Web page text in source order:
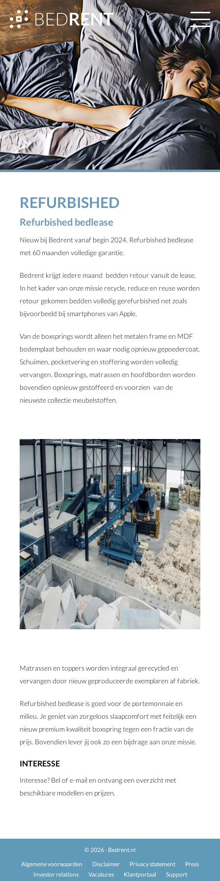
REFURBISHED
Refurbished bedlease
Nieuw bij Bedrent vanaf begin 2024. Refurbished bedlease
met 60 maanden volledige garantie.
Bedrent krijgt iedere maand bedden retour vanuit de lease.
In het kader van onze missie recycle, reduce en reuse worden
retour gekomen bedden volledig gerefurbished net zoals
bijvoorbeeld bij smartphones van Apple.
Van de boxsprings wordt alleen het metalen frame en MDF
bodemplaat behouden en waar nodig opnieuw gepoedercoat.
Schuimen, pocketvering en stoffering worden volledig
vervangen. Boxsprings, matrassen en hoofdborden worden
bovendien opnieuw gestoffeerd en voorzien van de
nieuwste collectie meubelstoffen.
Matrassen en toppers worden integraal gerecycled en
vervangen door nieuw geproduceerde exemplaren af fabriek.
Refurbished bedlease is goed voor de portemonnaie en
milieu. Je geniet van zorgeloos slaapcomfort met feitelijk een
nieuw premium kwaliteit boxspring tegen een fractie van de
prijs. Bovendien lever jij ook zo een bijdrage aan onze missie.
INTERESSE
Interesse? Bel of e-mail en ontvang een overzicht met
beschikbare modellen en prijzen.
© 2026 - Bedrent.nl
Algemene voorwaarden
Disclaimer Privacy statement
Press
Investor relations
Vacatures Klantportaal Support